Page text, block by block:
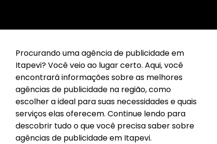
Procurando uma agência de publicidade em
Itapevi? Você veio ao lugar certo. Aqui, você
encontrará informações sobre as melhores
agências de publicidade na região, como
escolher a ideal para suas necessidades e quais
serviços elas oferecem. Continue lendo para
descobrir tudo o que você precisa saber sobre
agências de publicidade em Itapevi.